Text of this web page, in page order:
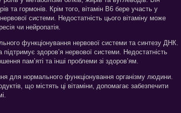
та гормонів. Крім того, вітамін B6 бере участь у
системи. Недостатність цього вітаміну може
чи нейропатія.
функціонування нервової системи та синтезу ДНК.
здоров’я нервової системи. Недостатність
пам’яті та інші проблеми зі здоров’ям.
для нормального функціонування організму людини.
що містять ці вітаміни, допомагає забезпечити